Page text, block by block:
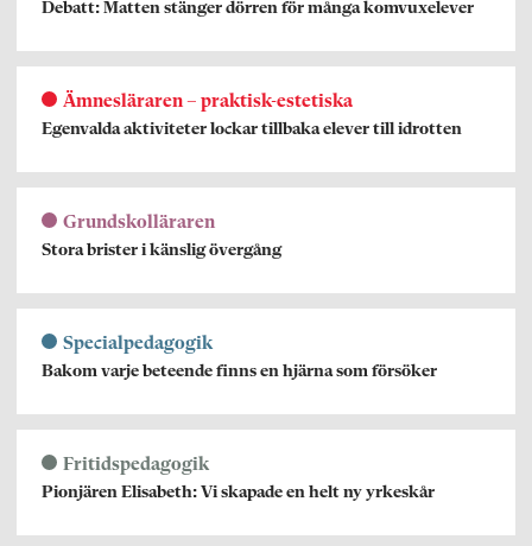
Debatt: Matten stänger dörren för många komvuxelever
Ämnesläraren – praktisk-estetiska
Egenvalda aktiviteter lockar tillbaka elever till idrotten
Grundskolläraren
Stora brister i känslig övergång
Specialpedagogik
Bakom varje beteende finns en hjärna som försöker
Fritidspedagogik
Pionjären Elisabeth: Vi skapade en helt ny yrkeskår